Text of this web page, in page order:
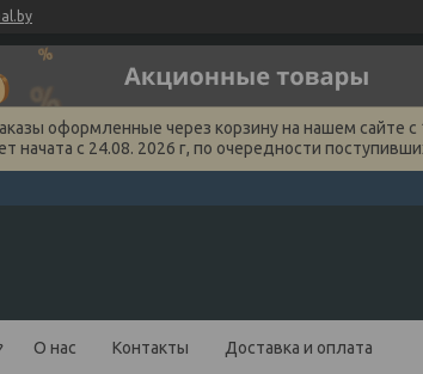
оформленные через корзину на нашем сайте
начата с 24.08. 2026 г, по очередности
О нас Контакты Доставка и оплата